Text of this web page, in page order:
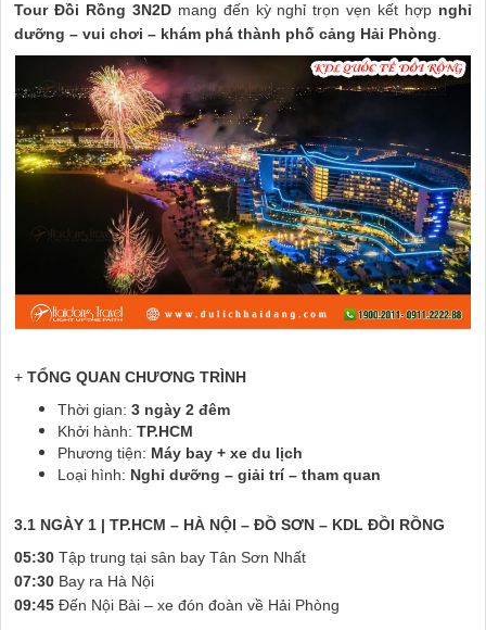
Tour Đồi Rồng 3N2Dmang đến kỳ nghỉ trọn vẹn kết hợp nghỉ
dưỡng – vui chơi – khám phá thành phố cảng Hải Phòng
+ TỔNG QUAN CHƯƠNG TRÌNH
Thời gian: 3 ngày 2 đêm
Khởi hành: TP.HCM
Phương tiện: Máy bay + xe du lịch
Loại hình: Nghỉ dưỡng – giải trí – tham quan
3.1 NGÀY 1 | TP.HCM – HÀ NỘI – ĐỒ SƠN – KDL ĐỒI RỒNG
05:30 Tập trung tại sân bay Tân Sơn Nhất
07:30 Bay ra Hà Nội
09:45 Đến Nội Bài – xe đón đoàn về Hải Phòng